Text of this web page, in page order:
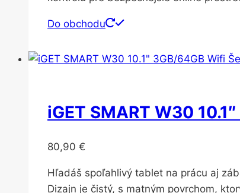
Do obchodu
iGET SMART W30
80,90 €
Hľadáš spoľahlivý tablet na prácu aj
Dizajn je čistý, s matným povrchom,